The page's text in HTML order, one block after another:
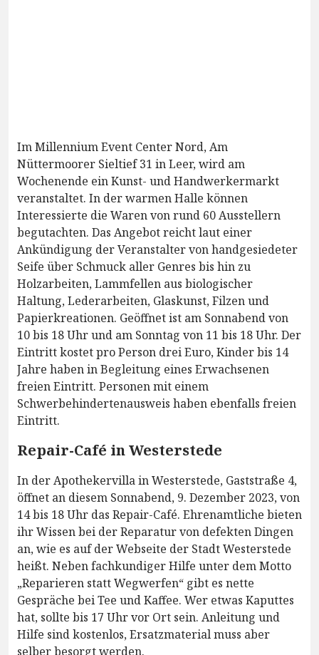
Im Millennium Event Center Nord, Am
Nüttermoorer Sieltief 31 in Leer, wird am
Wochenende ein Kunst- und Handwerkermarkt
veranstaltet. In der warmen Halle können
Interessierte die Waren von rund 60 Ausstellern
begutachten. Das Angebot reicht laut einer
Ankündigung der Veranstalter von handgesiedeter
Seife über Schmuck aller Genres bis hin zu
Holzarbeiten, Lammfellen aus biologischer
Haltung, Lederarbeiten, Glaskunst, Filzen und
Papierkreationen. Geöffnet ist am Sonnabend von
10 bis 18 Uhr und am Sonntag von 11 bis 18 Uhr. Der
Eintritt kostet pro Person drei Euro, Kinder bis 14
Jahre haben in Begleitung eines Erwachsenen
freien Eintritt. Personen mit einem
Schwerbehindertenausweis haben ebenfalls freien
Eintritt.
Repair-Café in Westerstede
In der Apothekervilla in Westerstede, Gaststraße 4,
öffnet an diesem Sonnabend, 9. Dezember 2023, von
14 bis 18 Uhr das Repair-Café. Ehrenamtliche bieten
ihr Wissen bei der Reparatur von defekten Dingen
an, wie es auf der Webseite der Stadt Westerstede
heißt. Neben fachkundiger Hilfe unter dem Motto
„Reparieren statt Wegwerfen“ gibt es nette
Gespräche bei Tee und Kaffee. Wer etwas Kaputtes
hat, sollte bis 17 Uhr vor Ort sein. Anleitung und
Hilfe sind kostenlos, Ersatzmaterial muss aber
selber besorgt werden.